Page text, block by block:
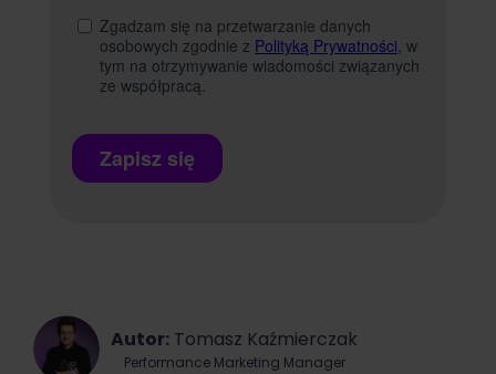
Autor: Tomasz Kaźmierczak
Performance Marketing Manager